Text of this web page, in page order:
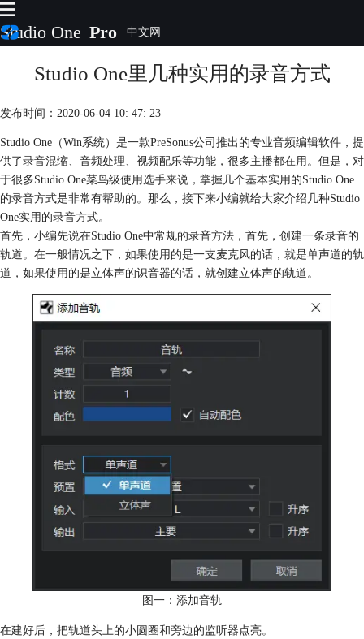
Studio One Pro
插件
视频教程
服务
购买
Studio One里几种实用的录音方式
发布时间：2020-06-04 10: 47: 23
Studio One（Win系统）是一款PreSonus公司推出的专业音频编辑软件，提
供了录音混缩、音频处理、视频配乐等功能，很多主播都在用。但是，对
于很多Studio One菜鸟级使用选手来说，掌握几个基本实用的Studio One
的录音方式是非常有帮助的。那么，接下来小编就给大家介绍几种Studio
One实用的录音方式。
首先，小编先说在Studio One中常规的录音方法，首先，创建一条录音的
轨道。在一般情况之下，如果使用的是一支麦克风的话，就是单声道的轨
道，如果使用的是立体声的识音器的话，就创建立体声的轨道。
图一：添加音轨
在建好后，把轨道头上的小圆圈和旁边的监听器点亮。